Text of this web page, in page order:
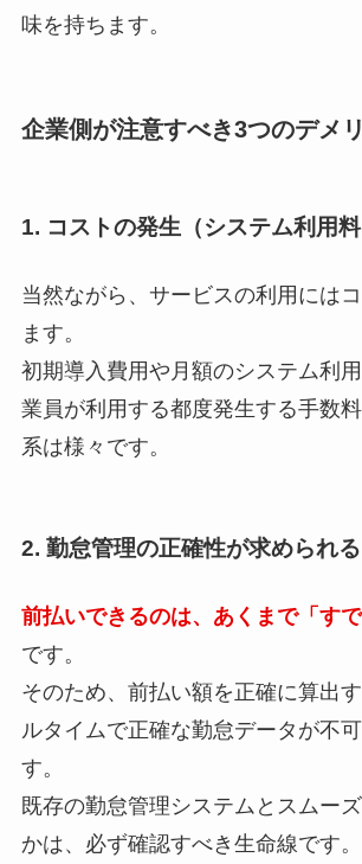
味を持ちます。
企業側が注意すべき3つのデメ
1. コストの発生（システム利用料
当然ながら、サービスの利用には
ます。
初期導入費用や月額のシステム利
業員が利用する都度発生する手数
系は様々です。
2. 勤怠管理の正確性が求められる
前払いできるのは、あくまで「すで
です。
そのため、前払い額を正確に算出
ルタイムで正確な勤怠データが不
す。
既存の勤怠管理システムとスムー
かは、必ず確認すべき生命線です。